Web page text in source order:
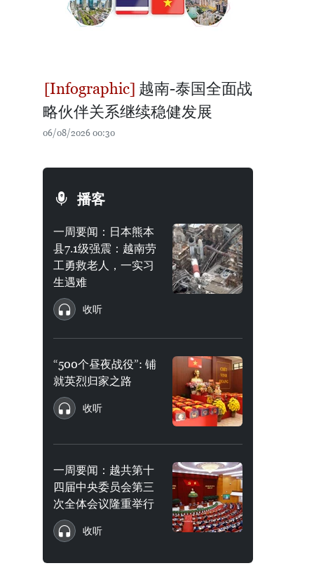
越南-泰国全面战
略伙伴关系继续稳健发展
06/08/2026 00:30
播客
一周要闻：日本熊本
县7.1级强震：越南劳
工勇救老人，一实习
生遇难
收听
“500个昼夜战役”: 铺
就英烈归家之路
收听
一周要闻：越共第十
四届中央委员会第三
次全体会议隆重举行
收听